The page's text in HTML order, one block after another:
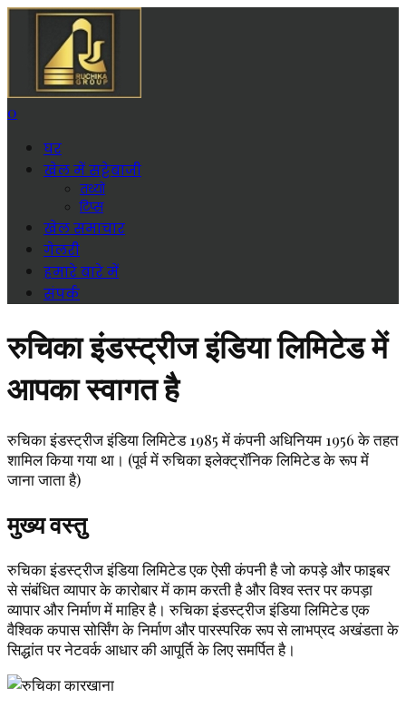
0
घर
खेल में सट्टेबाजी
तथ्यों
टिप्स
खेल समाचार
गेलरी
हमारे बारे में
संपर्क
रुचिका इंडस्ट्रीज इंडिया लिमिटेड में
आपका स्वागत है
रुचिका इंडस्ट्रीज इंडिया लिमिटेड 1985 में कंपनी अधिनियम 1956 के तहत
शामिल किया गया था। (पूर्व में रुचिका इलेक्ट्रॉनिक लिमिटेड के रूप में
जाना जाता है)
मुख्य वस्तु
रुचिका इंडस्ट्रीज इंडिया लिमिटेड एक ऐसी कंपनी है जो कपड़े और फाइबर
से संबंधित व्यापार के कारोबार में काम करती है और विश्व स्तर पर कपड़ा
व्यापार और निर्माण में माहिर है। रुचिका इंडस्ट्रीज इंडिया लिमिटेड एक
वैश्विक कपास सोर्सिंग के निर्माण और पारस्परिक रूप से लाभप्रद अखंडता के
सिद्धांत पर नेटवर्क आधार की आपूर्ति के लिए समर्पित है।